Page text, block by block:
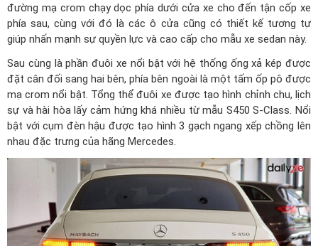
đường mạ crom chạy dọc phía dưới cửa xe cho đến tận cốp xe
phía sau, cùng với đó là các ô cửa cũng có thiết kế tương tự
giúp nhấn mạnh sự quyền lực và cao cấp cho mẫu xe sedan này.
Sau cùng là phần đuôi xe nổi bật với hệ thống ống xả kép được
đặt cân đối sang hai bên, phía bên ngoài là một tấm ốp pô được
mạ crom nổi bật. Tổng thể đuôi xe được tạo hình chỉnh chu, lịch
sự và hài hòa lấy cảm hứng khá nhiều từ mẫu S450 S-Class. Nổi
bật với cụm đèn hậu được tạo hình 3 gạch ngang xếp chồng lên
nhau đặc trưng của hãng Mercedes.